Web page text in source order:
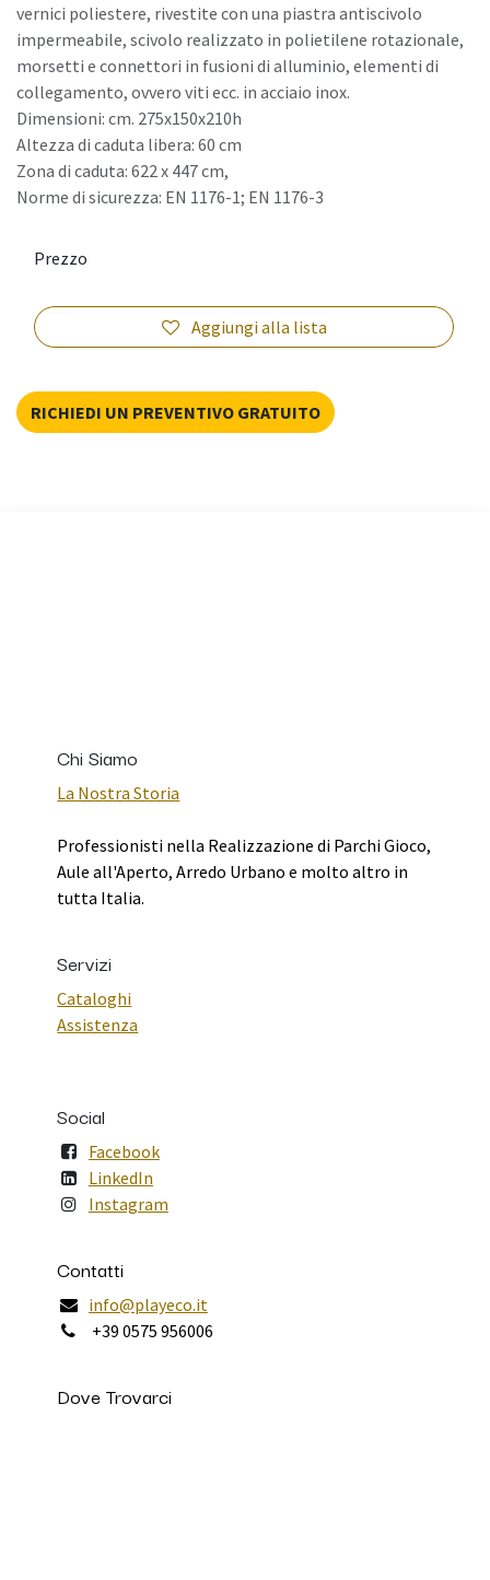
vernici poliestere, rivestite con una piastra antiscivolo
impermeabile, scivolo realizzato in polietilene rotazionale,
morsetti e connettori in fusioni di alluminio, elementi di
collegamento, ovvero viti ecc. in acciaio inox.
Dimensioni: cm. 275x150x210h
Altezza di caduta libera: 60 cm
Zona di caduta: 622 x 447 cm,
Norme di sicurezza: EN 1176-1; EN 1176-3
Aggiungi alla lista
Prezzo
RICHIEDI UN PREVENTIVO GRATUITO
Chi Siamo
La Nostra Storia
Professionisti nella Realizzazione di Parchi Gioco,
Aule all'Aperto, Arredo Urbano e molto altro in
tutta Italia.
Servizi
Cataloghi
Assistenza
Social
Facebook
LinkedIn
Instagram
Contatti
info@playeco.it
+39 0575 956006
Dove Trovarci